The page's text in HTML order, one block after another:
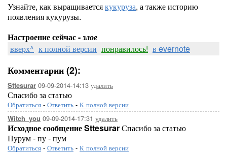
Узнайте, как выращиваетсякукуруза, а также историю
появления кукурузы.
Настроение сейчас -злое
вверх^ к полной версии понравилось! в evernote
Комментарии (2):
Sttesurar 09-09-2014-14:13 удалить
Спасибо за статью
Обратиться - Ответить - К полной версии
Witch_you 09-09-2014-17:31 удалить
Исходное сообщение SttesurarСпасибо за статью
Пурум - пу - пум
Обратиться - Ответить - К полной версии